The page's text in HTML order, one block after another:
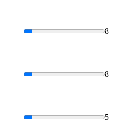
8
8
5